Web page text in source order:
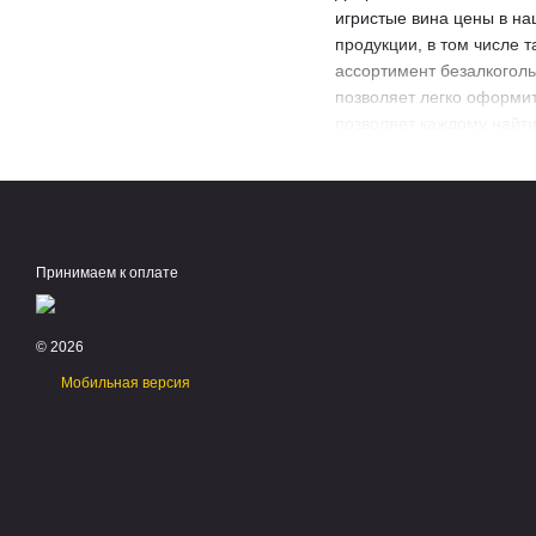
игристые вина цены в
продукции, в том числе
ассортимент
позволяет легко
Сертификат —
швейцарский шоколад
любого вкуса. Если вы
отличный выбор для
ТОП
Принимаем к оплате
© 2026
Мобильная версия